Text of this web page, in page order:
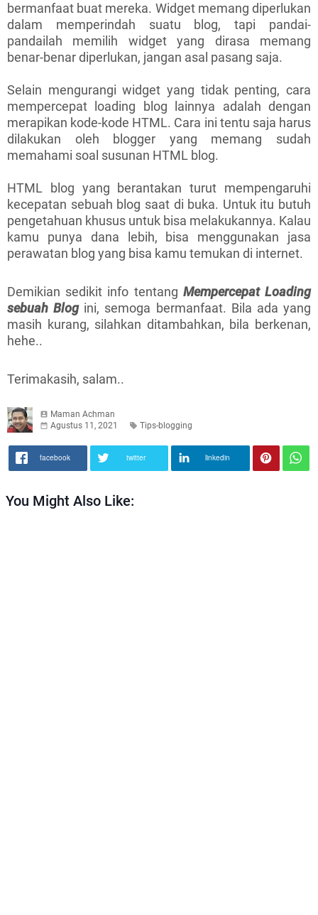
bermanfaat buat mereka. Widget memang diperlukan
dalam memperindah suatu blog, tapi pandai-
pandailah memilih widget yang dirasa memang
benar-benar diperlukan, jangan asal pasang saja.
Selain mengurangi widget yang tidak penting, cara
mempercepat loading blog lainnya adalah dengan
merapikan kode-kode HTML. Cara ini tentu saja harus
dilakukan oleh blogger yang memang sudah
memahami soal susunan HTML blog.
HTML blog yang berantakan turut mempengaruhi
kecepatan sebuah blog saat di buka. Untuk itu butuh
pengetahuan khusus untuk bisa melakukannya. Kalau
kamu punya dana lebih, bisa menggunakan jasa
perawatan blog yang bisa kamu temukan di internet.
Demikian sedikit info tentang Mempercepat Loading
sebuah Blogini, semoga bermanfaat. Bila ada yang
masih kurang, silahkan ditambahkan, bila berkenan,
hehe..
Terimakasih, salam..
Maman Achman
Agustus 11, 2021
Tips-blogging
facebook twitter linkedin
You Might Also Like: